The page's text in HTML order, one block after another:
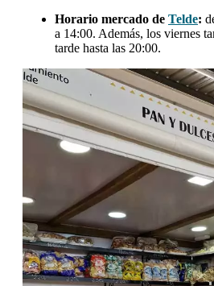
Horario mercado de Telde:
a 14:00. Además, los viernes
tarde hasta las 20:00.